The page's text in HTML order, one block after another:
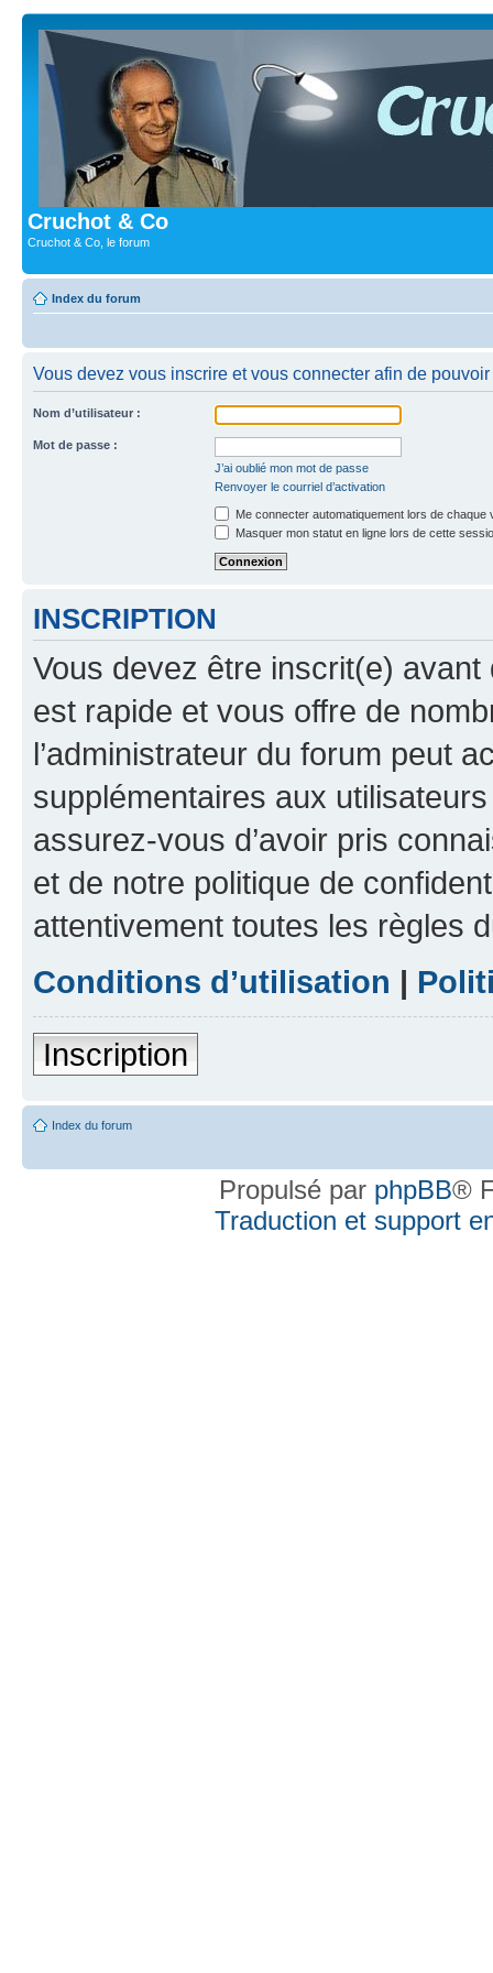
Cruchot & Co
Cruchot & Co, le forum
Index du forum
Vous devez vous inscrire et vous connecter afin de
Nom d’utilisateur :
Mot de passe :
J’ai oublié mon mot de passe
Renvoyer le courriel d’activation
Me connecter automatiquement lors de chaque
Masquer mon statut en ligne lors de cette
INSCRIPTION
Vous devez être inscrit(e) avant
est rapide et vous offre de
l’administrateur du forum peut
supplémentaires aux
assurez-vous d’avoir pris
et de notre politique de
attentivement toutes les règles
Conditions d’utilisation |
Inscription
Index du forum
Propulsé par phpBB®
Traduction et support